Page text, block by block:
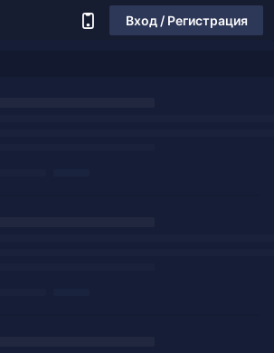
Вход / Регистрация